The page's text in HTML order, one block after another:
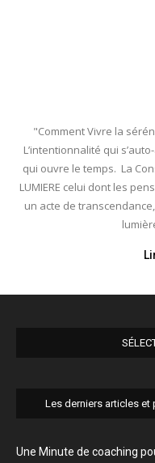
"Comment Vivre la
L’intentionnalité qui
qui ouvre le temps. La
LUMIERE celui dont les
un acte de
Les derniers articles et
Une Minute de coaching